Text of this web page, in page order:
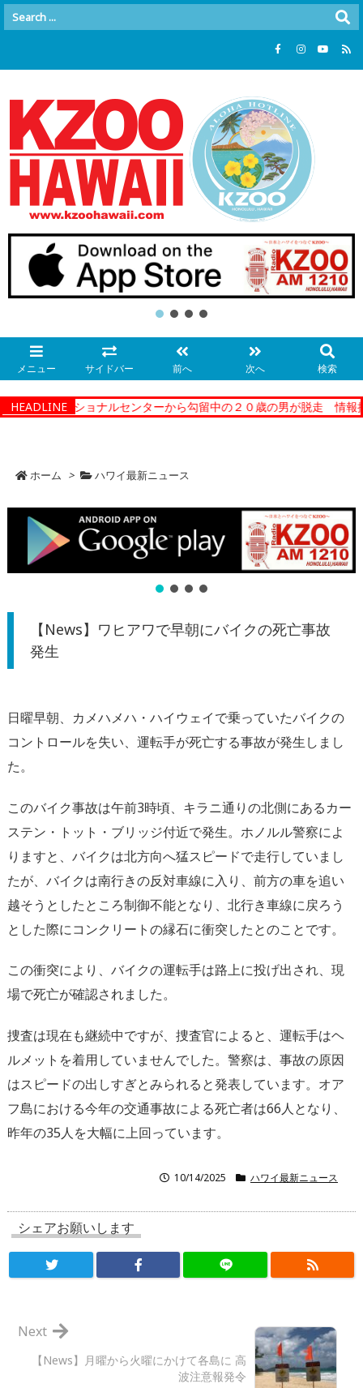
メニュー サイドバー 前へ 次へ 検索
HEADLINE
ィーコレクショナルセンターから勾留中の２０歳の男が脱走 情報提
ホーム > ハワイ最新ニュース
【News】ワヒアワで早朝にバイクの死亡事故
発生
日曜早朝、カメハメハ・ ハイウェイで乗っていたバイクの
コントロールを失い、 運転手が死亡する事故が発生しまし
た。
このバイク事故は午前3時頃、 キラニ通りの北側にあるカー
ステン・トット・ ブリッジ付近で発生。ホノルル警察によ
りますと、 バイクは北方向へ猛スピードで走行していまし
たが、 バイクは南行きの反対車線に入り、 前方の車を追い
越そうとしたところ制御不能となり、 北行き車線に戻ろう
とした際にコンクリートの縁石に衝突したとのことです。
この衝突により、バイクの運転手は路上に投げ出され、 現
場で死亡が確認されました。
捜査は現在も継続中ですが、捜査官によると、 運転手はヘ
ルメットを着用していませんでした。警察は、 事故の原因
はスピードの出しすぎとみられると発表しています。 オア
フ島における今年の交通事故による死亡者は66人となり、
昨年の35人を大幅に上回っています。
10/14/2025 ハワイ最新ニュース
シェアお願いします
【News】月曜から火曜にかけて各島に 高
波注意報発令
Next